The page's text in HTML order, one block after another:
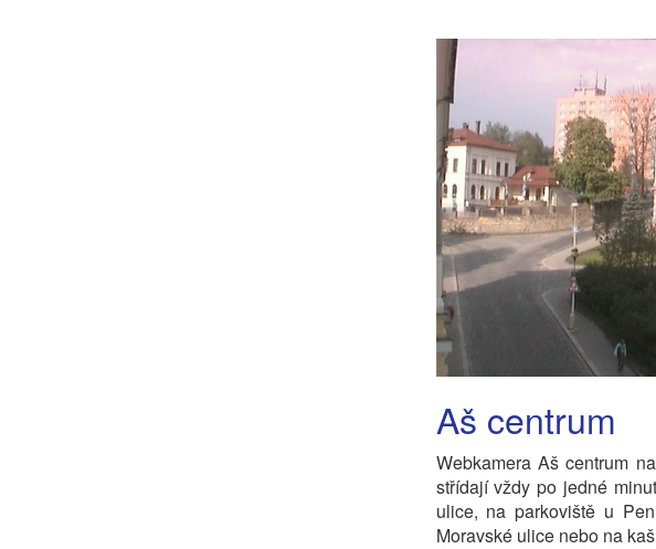
Aš centrum
Webkamera Aš centrum
střídají vždy po jedné
ulice, na parkoviště u
Moravské ulice nebo na